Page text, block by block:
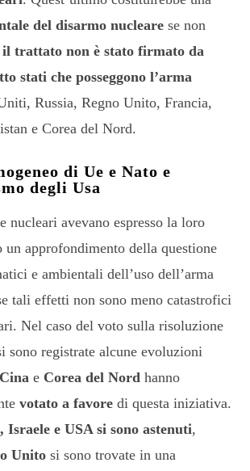
del disarmo nucleare se non
il trattato non è stato firmato da
stati che posseggono l’arma
Russia, Regno Unito, Francia,
e Corea del Nord.
di Ue e Nato e
degli Usa
nucleari avevano espresso la loro
un approfondimento della questione
e ambientali dell’uso dell’arma
tali effetti non sono meno catastrofici
Nel caso del voto sulla risoluzione
sono registrate alcune evoluzioni
Cina e Corea del Nord hanno
votato a favore di questa iniziativa.
e USA si sono astenuti,
Unito si sono trovate in una